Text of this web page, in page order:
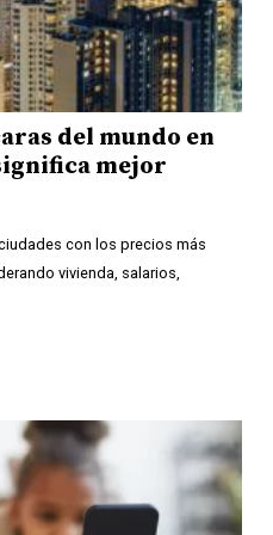
del mundo en
mejor
con los precios más
vivienda, salarios,